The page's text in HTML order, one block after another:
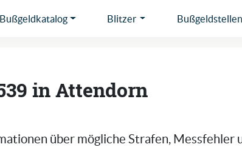
Bußgeldkatalog Blitzer Bußgeldstellen
in Attendorn
über mögliche Strafen, Messfehler